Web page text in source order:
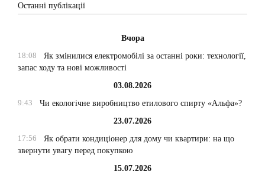
Останні публікації
Вчора
18:08
Як змінилися електромобілі за останні роки: технології,
запас ходу та нові можливості
03.08.2026
9:43
Чи екологічне виробництво етилового спирту «Альфа»?
23.07.2026
17:56
Як обрати кондиціонер для дому чи квартири: на що
звернути увагу перед покупкою
15.07.2026